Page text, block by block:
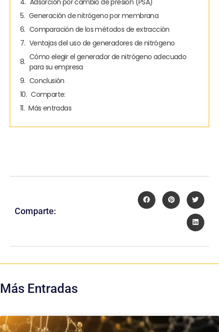
Generación de nitrógeno por membrana
Comparación de los métodos de extracción
Ventajas del uso de generadores de nitrógeno
Cómo elegir el generador de nitrógeno adecuado
para su empresa
Conclusión
Comparte:
Más entradas
Comparte:
Más Entradas